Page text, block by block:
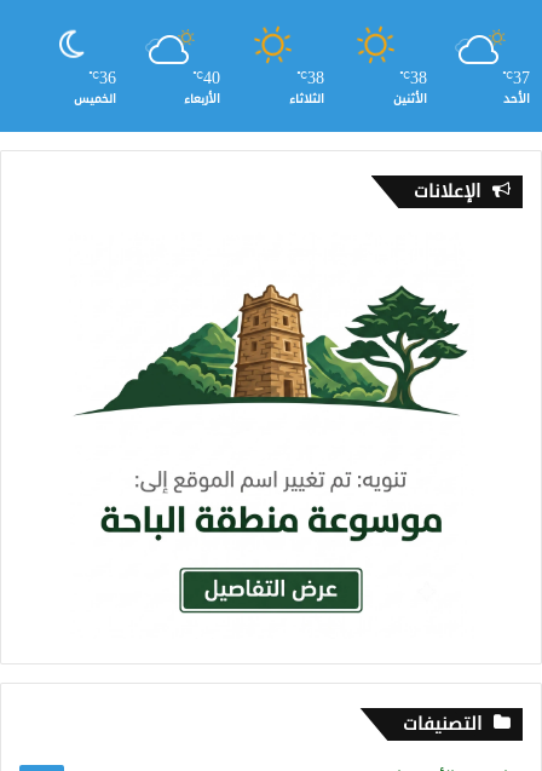
37
℃
الأحد
38
℃
الأثنين
38
℃
الثلاثاء
40
℃
الأربعاء
36
℃
الخميس
الإعلانات
التصنيفات